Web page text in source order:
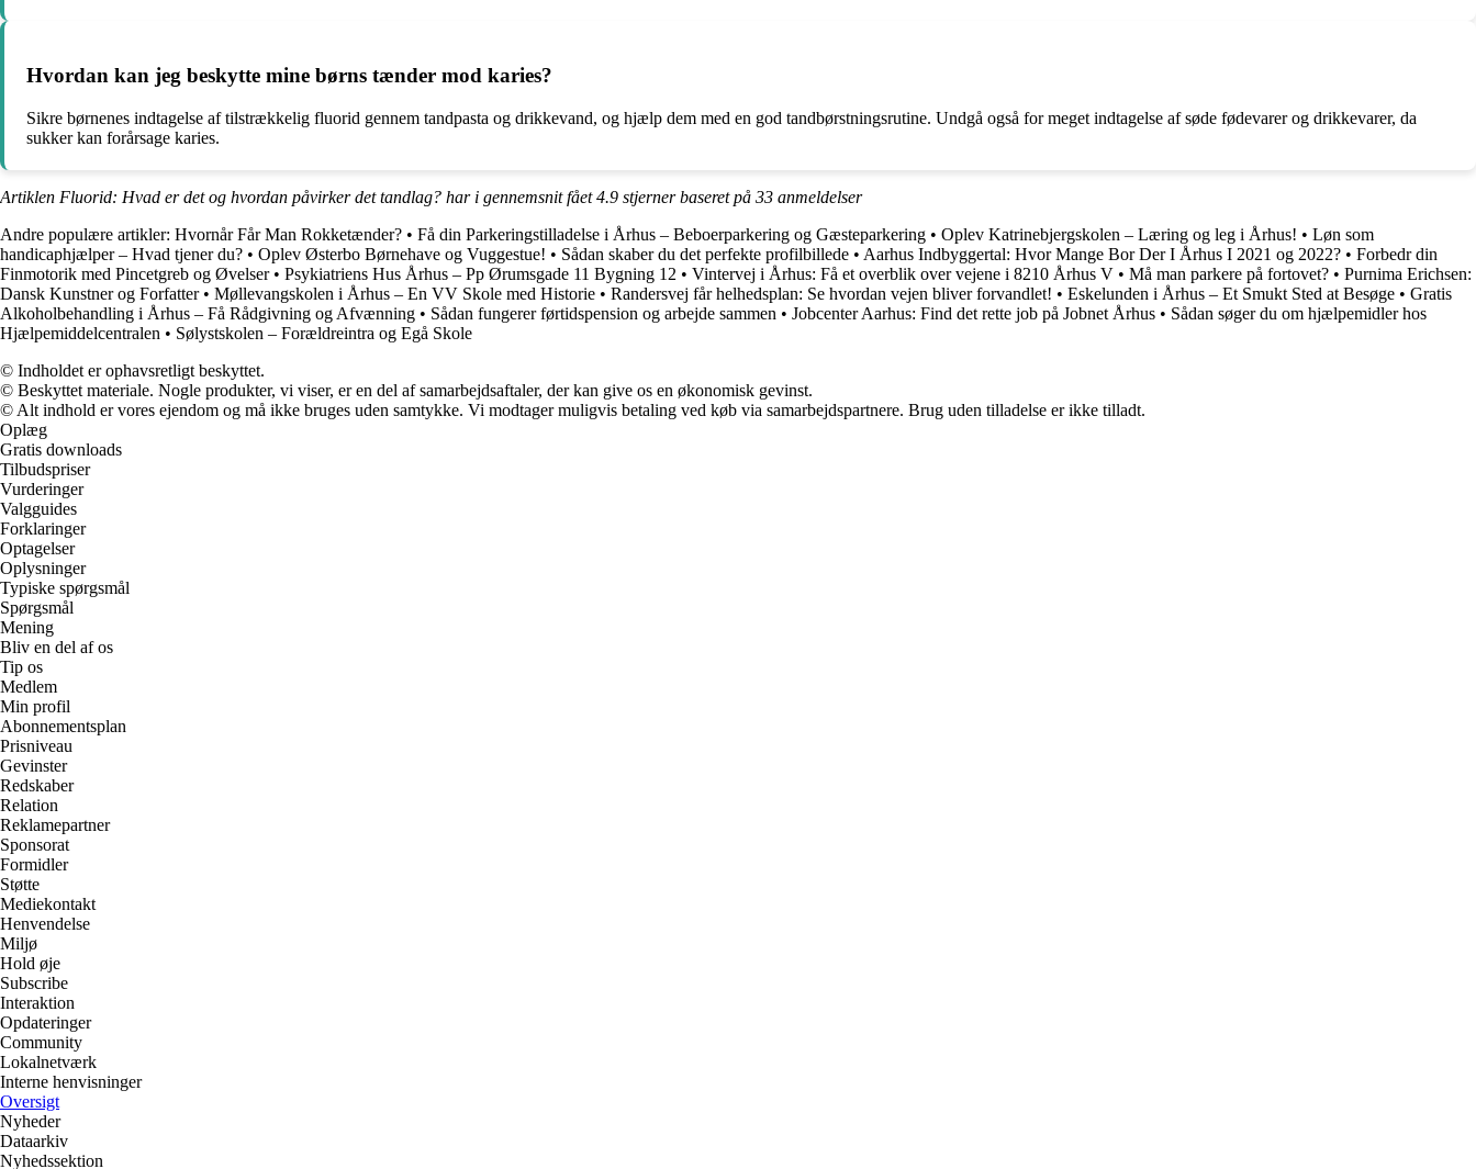
Hvordan kan jeg beskytte mine børns tænder mod karies?
Sikre børnenes indtagelse af tilstrækkelig fluorid gennem tandpasta og drikkevand, og hjælp dem med en god tandbørstningsrutine. Undgå også for meget indtagelse af søde fødevarer og drikkevarer, da
sukker kan forårsage karies.
Artiklen Fluorid: Hvad er det og hvordan påvirker det tandlag? har i gennemsnit fået4.9 stjerner baseret på 33 anmeldelser
Andre populære artikler: Hvornår Får Man Rokketænder? • Få din Parkeringstilladelse i Århus – Beboerparkering og Gæsteparkering • Oplev Katrinebjergskolen – Læring og leg i Århus! • Løn som
handicaphjælper – Hvad tjener du? • Oplev Østerbo Børnehave og Vuggestue! • Sådan skaber du det perfekte profilbillede • Aarhus Indbyggertal: Hvor Mange Bor Der I Århus I 2021 og 2022? • Forbedr din
Finmotorik med Pincetgreb og Øvelser• Psykiatriens Hus Århus – Pp Ørumsgade 11 Bygning 12 • Vintervej i Århus: Få et overblik over vejene i 8210 Århus V • Må man parkere på fortovet? • Purnima Erichsen:
Dansk Kunstner og Forfatter• Møllevangskolen i Århus – En VV Skole med Historie • Randersvej får helhedsplan: Se hvordan vejen bliver forvandlet! • Eskelunden i Århus – Et Smukt Sted at Besøge • Gratis
Alkoholbehandling i Århus – Få Rådgivning og Afvænning • Sådan fungerer førtidspension og arbejde sammen • Jobcenter Aarhus: Find det rette job på Jobnet Århus • Sådan søger du om hjælpemidler hos
Hjælpemiddelcentralen • Sølystskolen – Forældreintra og Egå Skole
© Indholdet er ophavsretligt beskyttet.
© Beskyttet materiale. Nogle produkter, vi viser, er en del af samarbejdsaftaler, der kan give os en økonomisk gevinst.
© Alt indhold er vores ejendom og må ikke bruges uden samtykke. Vi modtager muligvis betaling ved køb via samarbejdspartnere. Brug uden tilladelse er ikke tilladt.
Oplæg
Gratis downloads
Tilbudspriser
Vurderinger
Valgguides
Forklaringer
Optagelser
Oplysninger
Typiske spørgsmål
Spørgsmål
Mening
Bliv en del af os
Tip os
Medlem
Min profil
Abonnementsplan
Prisniveau
Gevinster
Redskaber
Relation
Reklamepartner
Sponsorat
Formidler
Støtte
Mediekontakt
Henvendelse
Miljø
Hold øje
Subscribe
Interaktion
Opdateringer
Community
Lokalnetværk
Interne henvisninger
Oversigt
Nyheder
Dataarkiv
Nyhedssektion